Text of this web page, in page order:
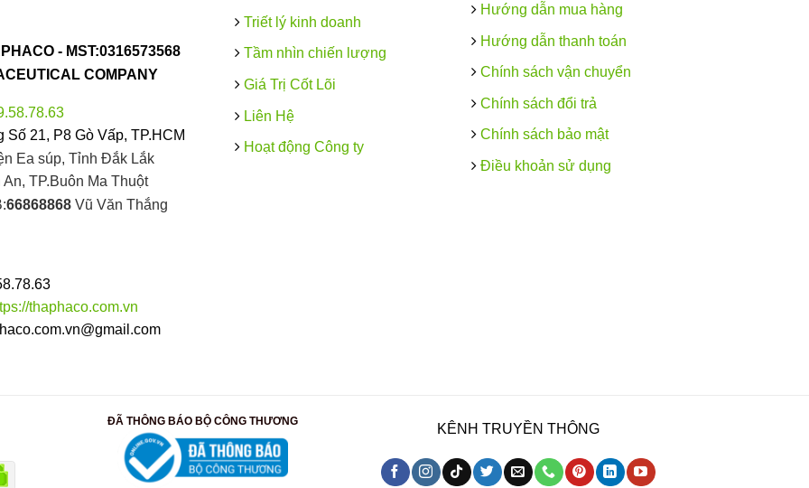
-MST:0316573568
COMPANY
21, P8 Gò Vấp, TP.HCM
Ea súp, Tỉnh Đắk Lắk
TP.Buôn Ma Thuột
66868868Vũ Văn Thắng
thaphaco.com.vn
Triết lý kinh doanh
Tầm nhìn chiến lượng
Giá Trị Cốt Lõi
Liên Hệ
Hoạt động Công ty
Hướng dẫn mua hàng
Hướng dẫn thanh toán
Chính sách vận chuyển
Chính sách đổi trả
Chính sách bảo mật
Điều khoản sử dụng
ĐÃ THÔNG BÁO BỘ CÔNG THƯƠNG KÊNH TRUYỀN THÔNG